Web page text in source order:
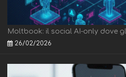
Moltbook: il social AI-only dove
26/02/2026